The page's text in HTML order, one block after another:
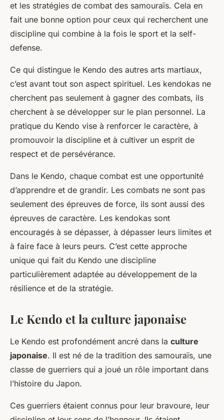
et les stratégies de combat des samouraïs. Cela en
fait une bonne option pour ceux qui recherchent une
discipline qui combine à la fois le sport et la self-
defense.
Ce qui distingue le Kendo des autres arts martiaux,
c’est avant tout son aspect spirituel. Les kendokas ne
cherchent pas seulement à gagner des combats, ils
cherchent à se développer sur le plan personnel. La
pratique du Kendo vise à renforcer le caractère, à
promouvoir la discipline et à cultiver un esprit de
respect et de persévérance.
Dans le Kendo, chaque combat est une opportunité
d’apprendre et de grandir. Les combats ne sont pas
seulement des épreuves de force, ils sont aussi des
épreuves de caractère. Les kendokas sont
encouragés à se dépasser, à dépasser leurs limites et
à faire face à leurs peurs. C’est cette approche
unique qui fait du Kendo une discipline
particulièrement adaptée au développement de la
résilience et de la stratégie.
Le Kendo et la culture japonaise
Le Kendo est profondément ancré dans la culture
japonaise. Il est né de la tradition des samouraïs, une
classe de guerriers qui a joué un rôle important dans
l’histoire du Japon.
Ces guerriers étaient connus pour leur bravoure, leur